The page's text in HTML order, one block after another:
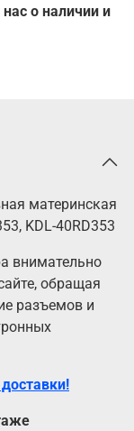
о наличии и
материнская
KDL-40RD353
внимательно
обращая
разъемов и